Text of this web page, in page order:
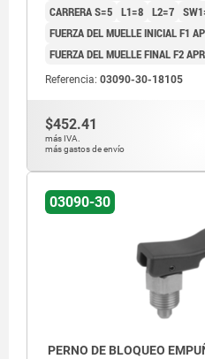
CARRERA S=5 L1=8 L2=7
FUERZA DEL MUELLE INICIAL F1
FUERZA DEL MUELLE FINAL F2
Referencia: 03090-30-18105
$452.41
más IVA.
más gastos de envío
03090-30
PERNO DE BLOQUEO